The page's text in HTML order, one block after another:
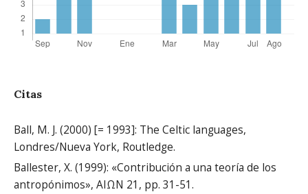
Citas
Ball, M. J. (2000) [= 1993]: The Celtic languages,
Londres/Nueva York, Routledge.
Ballester, X. (1999): «Contribución a una teoría de los
antropónimos», ΑΙΩΝ 21, pp. 31-51.